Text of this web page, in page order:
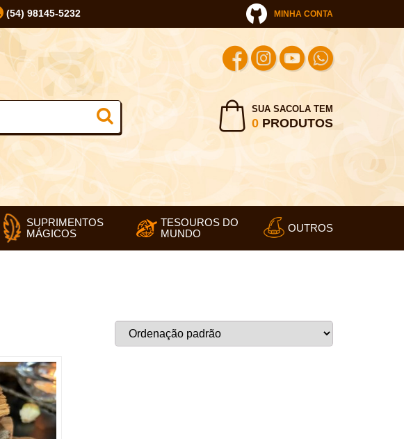
(54) 98145-5232 MINHA CONTA
SUA SACOLA TEM
0PRODUTOS
SUPRIMENTOS
MÁGICOS
TESOUROS DO
MUNDO
OUTROS